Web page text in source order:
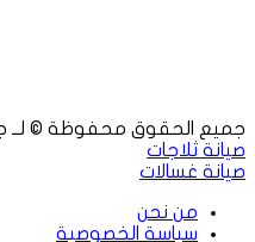
جميع الحقوق محفوظة © لــ
صيانة ثلاجات
صيانة غسالات
من نحن
سياسة الخصوصية